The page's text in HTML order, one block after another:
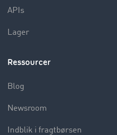
APIs
Lager
Ressourcer
Blog
Newsroom
Indblik i fragtbørsen